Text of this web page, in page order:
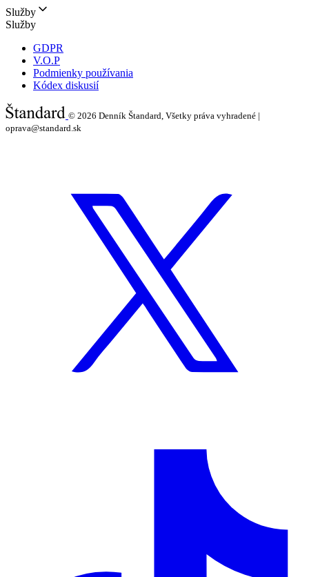
Služby
Služby
GDPR
V.O.P
Podmienky používania
Kódex diskusií
© 2026 Denník Štandard, Všetky práva vyhradené |
oprava@standard.sk